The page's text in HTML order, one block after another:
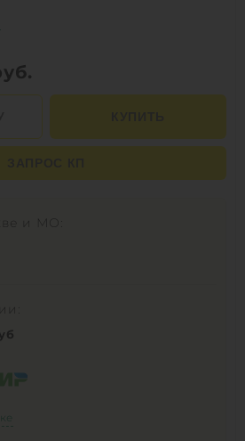
и МО: